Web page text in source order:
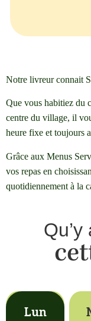
Notre livreur connait
Que vous habitiez du
centre du village, il
heure fixe et toujours
Grâce aux Menus
vos repas en
quotidiennement à la
Lun